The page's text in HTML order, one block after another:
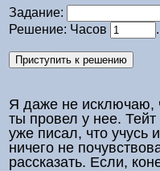
Задание:
Решение: Часов
Я даже не исключаю,
ты провел у нее.
уже писал, что учусь
ничего не
рассказать. Если,